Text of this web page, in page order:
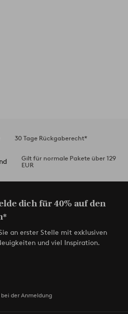
30 Tage Rückgaberecht*
Gilt für normale Pakete über 129
EUR
dich für 40% auf den
an erster Stelle mit exklusiven
und viel Inspiration.
der Anmeldung